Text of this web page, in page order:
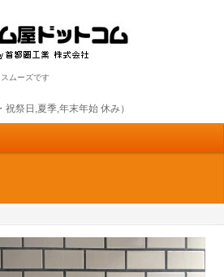
ムーズです
祭日,夏季,年末年始 休み）